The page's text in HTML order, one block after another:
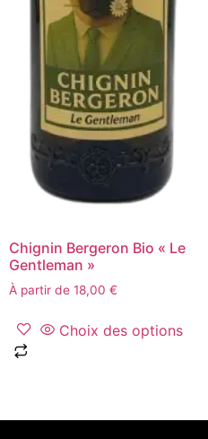
Chignin Bergeron Bio « Le
Gentleman »
À partir de 18,00 €
Choix des options